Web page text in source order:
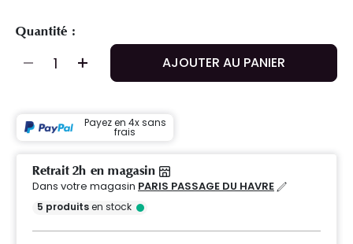
Quantité :
AJOUTER AU PANIER
Payez en 4x sans
frais
Retrait 2h en magasin
Dans votre magasin PARIS PASSAGE DU HAVRE
5 produitsen stock